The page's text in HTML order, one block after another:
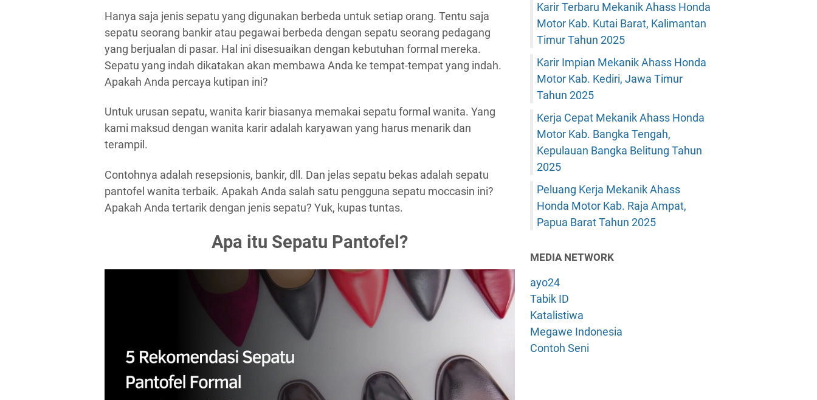
Hanya saja jenis sepatu yang digunakan berbeda untuk setiap orang. Tentu saja
sepatu seorang bankir atau pegawai berbeda dengan sepatu seorang pedagang
yang berjualan di pasar. Hal ini disesuaikan dengan kebutuhan formal mereka.
Sepatu yang indah dikatakan akan membawa Anda ke tempat-tempat yang indah.
Apakah Anda percaya kutipan ini?
Untuk urusan sepatu, wanita karir biasanya memakai sepatu formal wanita. Yang
kami maksud dengan wanita karir adalah karyawan yang harus menarik dan
terampil.
Contohnya adalah resepsionis, bankir, dll. Dan jelas sepatu bekas adalah sepatu
pantofel wanita terbaik. Apakah Anda salah satu pengguna sepatu moccasin ini?
Apakah Anda tertarik dengan jenis sepatu? Yuk, kupas tuntas.
Apa itu Sepatu Pantofel?
Karir Terbaru Mekanik Ahass Honda
Motor Kab. Kutai Barat, Kalimantan
Timur Tahun 2025
Karir Impian Mekanik Ahass Honda
Motor Kab. Kediri, Jawa Timur
Tahun 2025
Kerja Cepat Mekanik Ahass Honda
Motor Kab. Bangka Tengah,
Kepulauan Bangka Belitung Tahun
2025
Peluang Kerja Mekanik Ahass
Honda Motor Kab. Raja Ampat,
Papua Barat Tahun 2025
MEDIA NETWORK
ayo24
Tabik ID
Katalistiwa
Megawe Indonesia
Contoh Seni